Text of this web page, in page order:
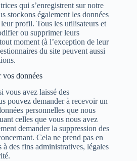
qui s’enregistrent sur notre
stockons également les données
profil. Tous les utilisateurs et
ou supprimer leurs
moment (à l’exception de leur
du site peuvent aussi
vos données
vous avez laissé des
pouvez demander à recevoir un
personnelles que nous
celles que vous nous avez
demander la suppression des
Cela ne prend pas en
à des fins administratives, légales